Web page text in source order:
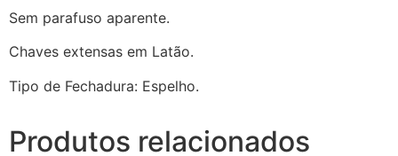
Sem parafuso aparente.
Chaves extensas em Latão.
Tipo de Fechadura: Espelho.
Produtos relacionados